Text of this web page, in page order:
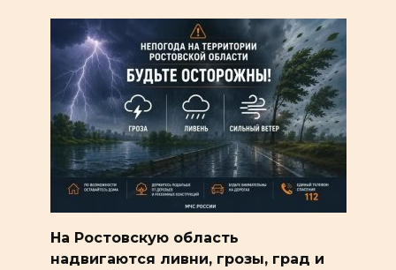
На Ростовскую область
надвигаются ливни, грозы, град и